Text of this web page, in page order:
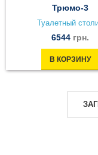
Трюмо-3
Туалетный
6544 грн.
В КОРЗИНУ